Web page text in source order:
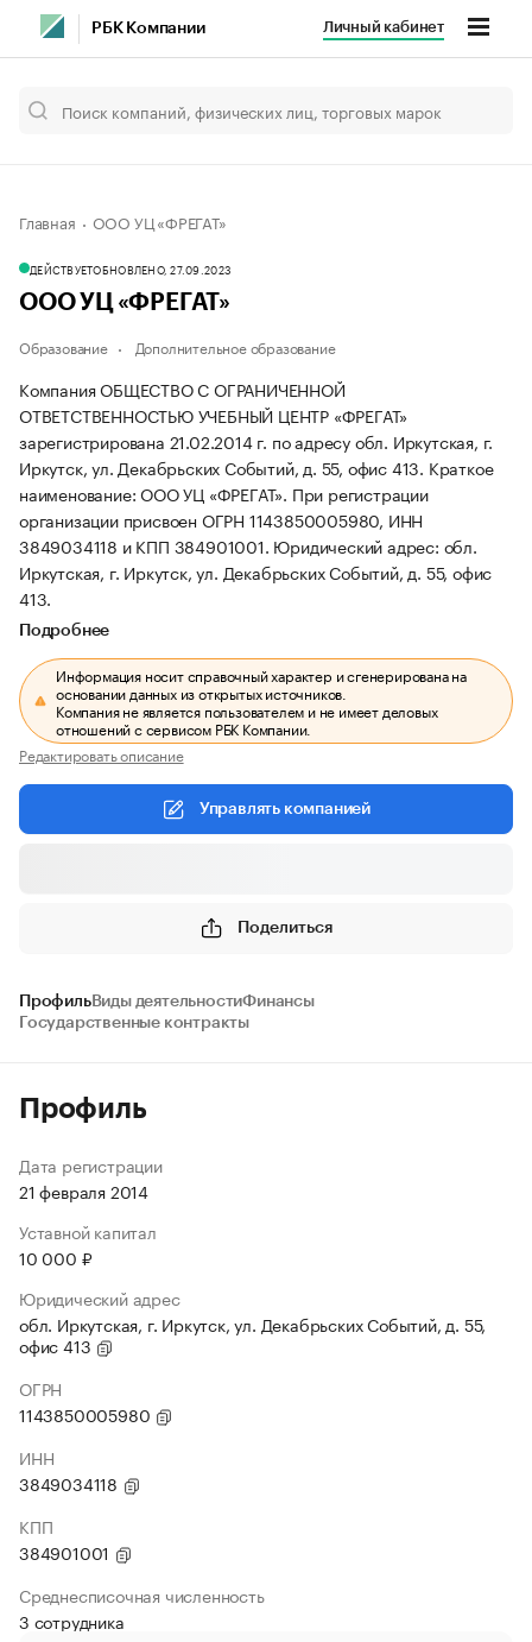
РБК Компании Личный кабинет
Главная ООО УЦ «ФРЕГАТ»
ДЕЙСТВУЕТОБНОВЛЕНО, 27.09.2023
ООО УЦ «ФРЕГАТ»
Образование Дополнительное образование
Компания ОБЩЕСТВО С ОГРАНИЧЕННОЙ
ОТВЕТСТВЕННОСТЬЮ УЧЕБНЫЙ ЦЕНТР «ФРЕГАТ»
зарегистрирована 21.02.2014 г. по адресу обл. Иркутская, г.
Иркутск, ул. Декабрьских Событий, д. 55, офис 413. Краткое
наименование: ООО УЦ «ФРЕГАТ». При регистрации
организации присвоен ОГРН 1143850005980, ИНН
3849034118 и КПП 384901001. Юридический адрес: обл.
Иркутская, г. Иркутск, ул. Декабрьских Событий, д. 55, офис
413.
Подробнее
Информация носит справочный характер и сгенерирована на
основании данных из открытых источников.
Компания не является пользователем и не имеет деловых
отношений с сервисом РБК Компании.
Редактировать описание
Управлять компанией
Поделиться
ПрофильВиды деятельностиФинансы
Государственные контракты
Профиль
Дата регистрации
21 февраля 2014
Уставной капитал
10 000 ₽
Юридический адрес
обл. Иркутская, г. Иркутск, ул. Декабрьских Событий, д. 55,
офис 413
ОГРН
1143850005980
ИНН
3849034118
КПП
384901001
Среднесписочная численность
3 сотрудника